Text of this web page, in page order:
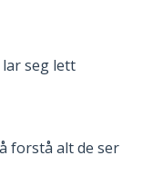
lar seg lett
forstå alt de ser